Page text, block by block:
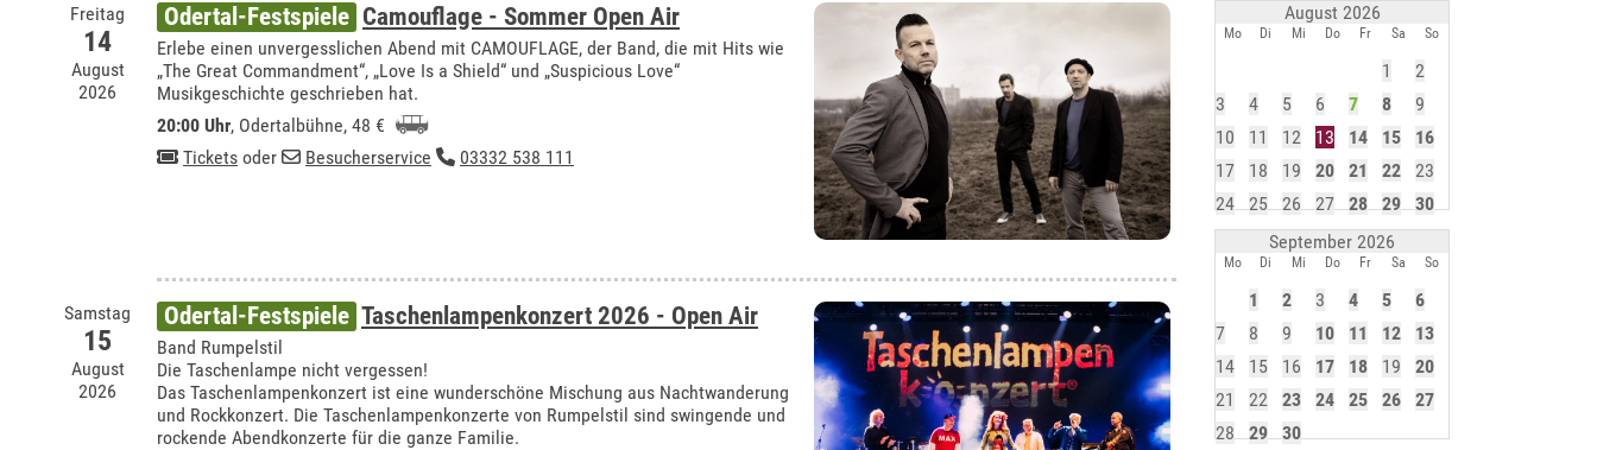
Freitag
14
August
2026
Odertal-Festspiele Camouflage - Sommer Open Air
Erlebe einen unvergesslichen Abend mit CAMOUFLAGE, der Band, die mit Hits wie
„The Great Commandment“, „Love Is a Shield“ und „Suspicious Love“
Musikgeschichte geschrieben hat.
20:00 Uhr, Odertalbühne, 48 €
Tickets oder Besucherservice 03332 538 111
Samstag
15
August
2026
Odertal-Festspiele Taschenlampenkonzert 2026 - Open Air
Band Rumpelstil
Die Taschenlampe nicht vergessen!
Das Taschenlampenkonzert ist eine wunderschöne Mischung aus Nachtwanderung
und Rockkonzert. Die Taschenlampenkonzerte von Rumpelstil sind swingende und
rockende Abendkonzerte für die ganze Familie.
August 2026
Mo Di Mi Do Fr Sa So
1
2
3
4 5 6 7 8
9
10
11 12 13 14 15
16
17
18 19 20 21 22
23
24
25 26 27 28 29
30
September 2026
Mo Di Mi Do Fr Sa So
1 2 3 4 5
6
7
8 9 10 11 12
13
14
15 16 17 18 19
20
21
22 23 24 25 26
27
28
29
30